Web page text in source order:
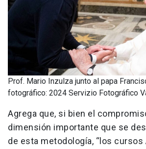
Prof. Mario Inzulza junto al papa
fotográfico: 2024 Servizio Fotográfico
Agrega que, si bien el
dimensión importante que se
de esta metodología, “los cursos